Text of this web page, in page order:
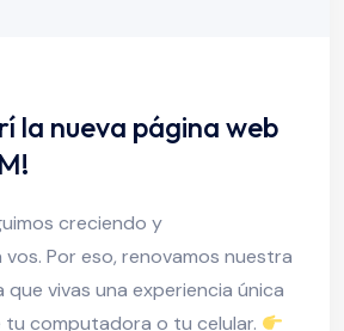
la nueva página web
creciendo y
Por eso, renovamos nuestra
que vivas una experiencia única
tu computadora o tu celular.